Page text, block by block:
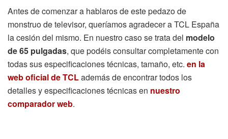
Antes de comenzar a hablaros de este pedazo de
monstruo de televisor, queríamos agradecer a TCL España
la cesión del mismo. En nuestro caso se trata del modelo
de 65 pulgadas, que podéis consultar completamente con
todas sus especificaciones técnicas, tamaño, etc. en la
web oficial de TCLademás de encontrar todos los
detalles y especificaciones técnicas en nuestro
comparador web.